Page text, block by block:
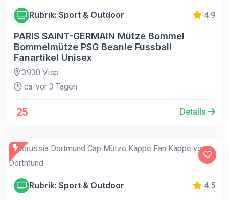
Rubrik: Sport & Outdoor 4.9
PARIS SAINT-GERMAIN Mütze Bommel
Bommelmütze PSG Beanie Fussball
Fanartikel Unisex
3930 Visp
ca. vor 3 Tagen
25 Details
Rubrik: Sport & Outdoor 4.5